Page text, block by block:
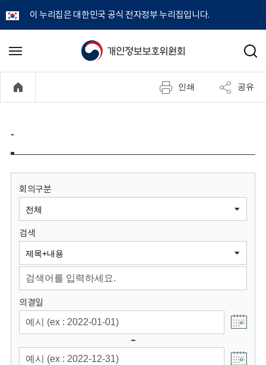
이 누리집은 대한민국 공식 전자정부 누리집입니다.
개
정
보
원
회
메
기
검
인쇄 공유
-
회의구분
검색
의결일
~